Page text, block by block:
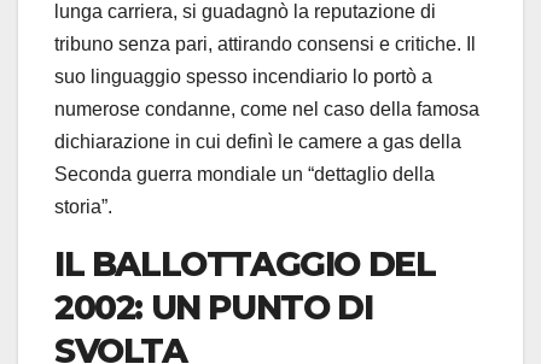
lunga carriera, si guadagnò la reputazione di
tribuno senza pari, attirando consensi e critiche. Il
suo linguaggio spesso incendiario lo portò a
numerose condanne, come nel caso della famosa
dichiarazione in cui definì le camere a gas della
Seconda guerra mondiale un “dettaglio della
storia”.
IL BALLOTTAGGIO DEL
2002: UN PUNTO DI
SVOLTA